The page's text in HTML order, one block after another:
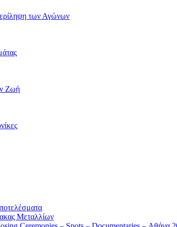
των Αγώνων
Ζωή
Μεταλλίων